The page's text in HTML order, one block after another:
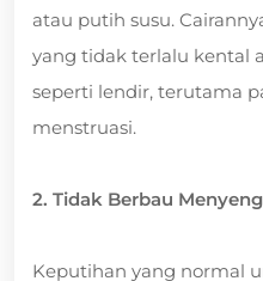
atau putih susu.
yang tidak terlalu kental
seperti lendir, terutama
menstruasi.
2. Tidak Berbau
Keputihan yang normal